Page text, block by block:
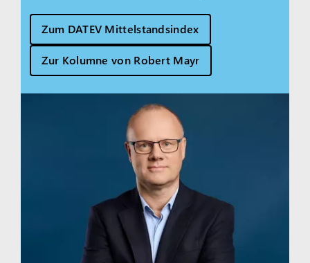
Zum DATEV Mittelstandsindex
Zur Kolumne von Robert Mayr